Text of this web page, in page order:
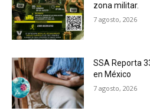
zona militar.
7 agosto, 2026
SSA Reporta
en México
7 agosto, 2026